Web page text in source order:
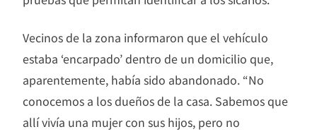
Vecinos de la zona informaron que el vehículo
estaba ‘encarpado’ dentro de un domicilio que,
aparentemente, había sido abandonado. “No
conocemos a los dueños de la casa. Sabemos que
allí vivía una mujer con sus hijos, pero no